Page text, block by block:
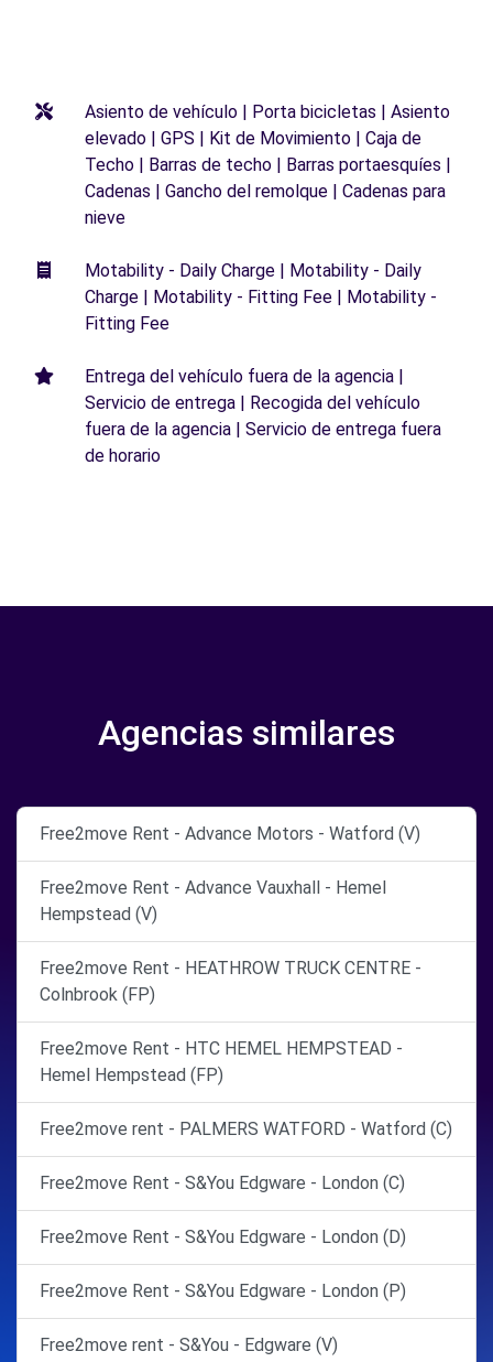
Asiento de vehículo | Porta bicicletas | Asiento
elevado | GPS | Kit de Movimiento | Caja de
Techo | Barras de techo | Barras portaesquíes |
Cadenas | Gancho del remolque | Cadenas para
nieve
Motability - Daily Charge | Motability - Daily
Charge | Motability - Fitting Fee | Motability -
Fitting Fee
Entrega del vehículo fuera de la agencia |
Servicio de entrega | Recogida del vehículo
fuera de la agencia | Servicio de entrega fuera
de horario
Agencias similares
Free2move Rent - Advance Motors - Watford (V)
Free2move Rent - Advance Vauxhall - Hemel
Hempstead (V)
Free2move Rent - HEATHROW TRUCK CENTRE -
Colnbrook (FP)
Free2move Rent - HTC HEMEL HEMPSTEAD -
Hemel Hempstead (FP)
Free2move rent - PALMERS WATFORD - Watford (C)
Free2move Rent - S&You Edgware - London (C)
Free2move Rent - S&You Edgware - London (D)
Free2move Rent - S&You Edgware - London (P)
Free2move rent - S&You - Edgware (V)